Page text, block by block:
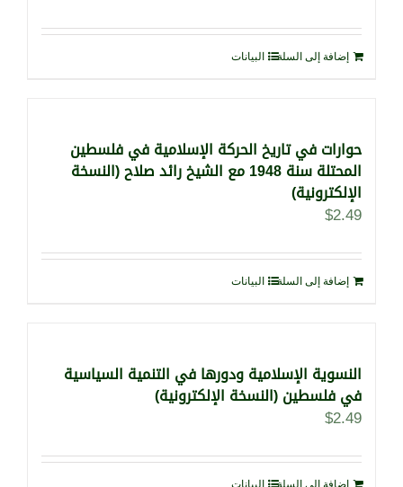
إضافة إلى السلة البيانات
حوارات في تاريخ الحركة الإسلامية في فلسطين
المحتلة سنة 1948 مع الشيخ رائد صلاح (النسخة
الإلكترونية)
$2.49
إضافة إلى السلة البيانات
النسوية الإسلامية ودورها في التنمية السياسية
في فلسطين (النسخة الإلكترونية)
$2.49
إضافة إلى السلة البيانات